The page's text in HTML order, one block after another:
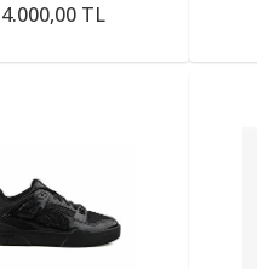
4.000,00 TL